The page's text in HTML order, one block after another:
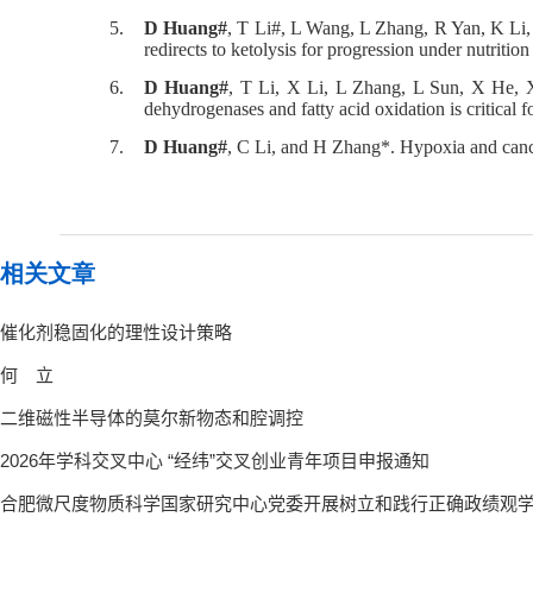
5. D Huang#, T Li#, L Wang, L Zhang, R Yan, K
redirects to ketolysis for progression under
6.
D Huang#, T Li, X Li, L Zhang, L Sun, X He, X
dehydrogenases and fatty acid oxidation is critical
7.
D Huang#, C Li, and H Zhang*. Hypoxia and
相关文章